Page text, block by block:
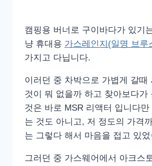
캠핑용 버너로 구이바다가 있기
냥 휴대용 가스레인지(일명 브루
가지고 다닙니다.
이러던 중 차박으로 가볍게 갈때
것이 뭐 없을까 하고 찾아보다가
것은 바로 MSR 리액터 입니다
는 것도 아니고, 저 정도의 가격
는 그렇다 해서 마음을 접고 있
그러던 중 가스웨어에서 아크스